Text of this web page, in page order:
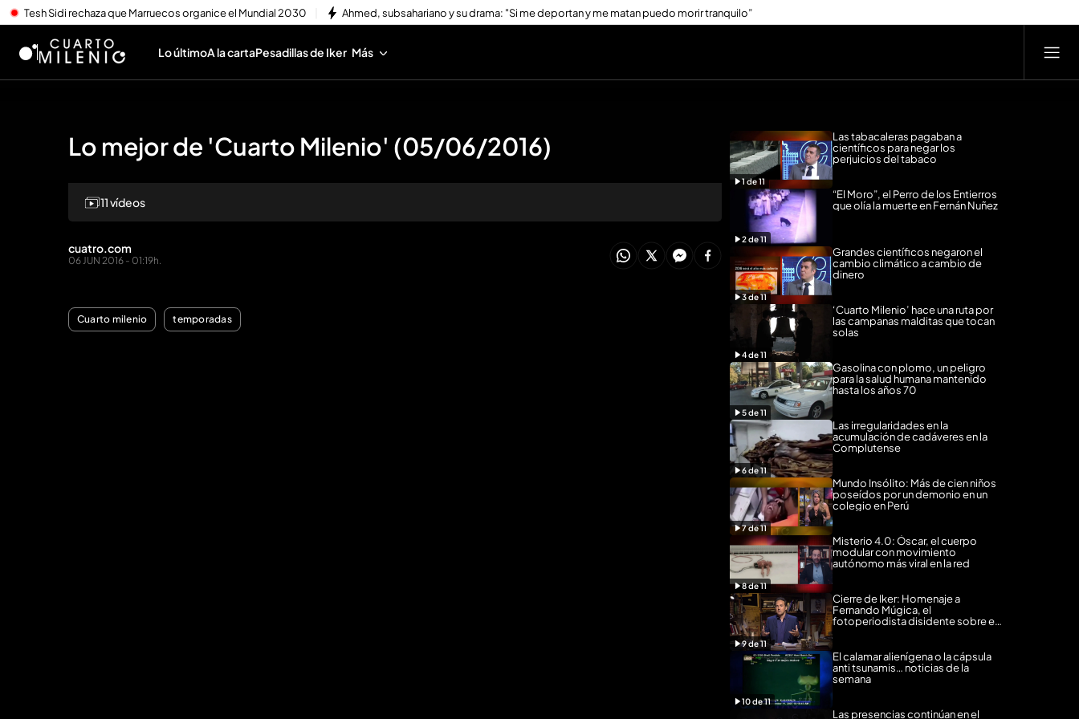
Tesh Sidi rechaza que Marruecos organice el Mundial 2030 Ahmed, subsahariano y su drama: "Si me deportan y me matan puedo morir tranquilo”
Lo últimoA la cartaPesadillas de Iker Más
Lo mejor de 'Cuarto Milenio' (05/06/2016)
Reproducir todo
11 vídeos
cuatro.com
06 JUN 2016 - 01:19h.
Cuarto milenio temporadas
1de11
Las tabacaleras pagaban a
científicos para negar los
perjuicios del tabaco
2de11
“El Moro”, el Perro de los Entierros
que olía la muerte en Fernán Nuñez
3de11
Grandes científicos negaron el
cambio climático a cambio de
dinero
4de11
‘Cuarto Milenio’ hace una ruta por
las campanas malditas que tocan
solas
5de11
Gasolina con plomo, un peligro
para la salud humana mantenido
hasta los años 70
6de11
Las irregularidades en la
acumulación de cadáveres en la
Complutense
7de11
Mundo Insólito: Más de cien niños
poseídos por un demonio en un
colegio en Perú
8de11
Misterio 4.0: Óscar, el cuerpo
modular con movimiento
autónomo más viral en la red
9de11
Cierre de Iker: Homenaje a
Fernando Múgica, el
fotoperiodista disidente sobre el
10de11
El calamar alienígena o la cápsula
anti tsunamis… noticias de la
semana
Las presencias continúan en el